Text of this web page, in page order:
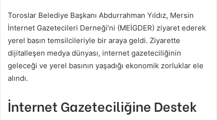
Toroslar Belediye Başkanı Abdurrahman Yıldız, Mersin
İnternet Gazetecileri Derneği’ni (MEİGDER) ziyaret ederek
yerel basın temsilcileriyle bir araya geldi. Ziyarette
dijitalleşen medya dünyası, internet gazeteciliğinin
geleceği ve yerel basının yaşadığı ekonomik zorluklar ele
alındı.
İnternet Gazeteciliğine Destek